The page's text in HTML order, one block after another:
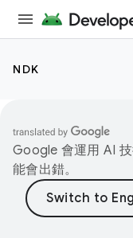
NDK
Google 會運用 AI
能會出錯。